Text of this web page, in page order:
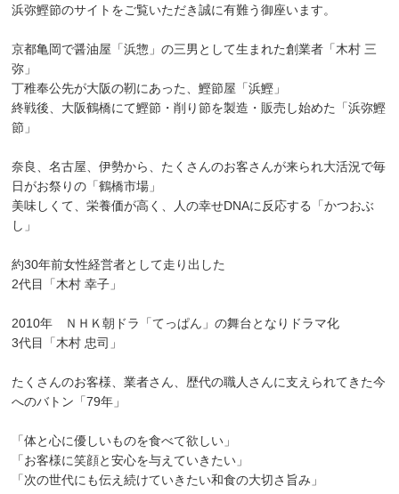
浜弥鰹節のサイトをご覧いただき誠に有難う御座います。
京都亀岡で醤油屋「浜惣」の三男として生まれた創業者「木村 三
弥」
丁稚奉公先が大阪の靭にあった、鰹節屋「浜鰹」
終戦後、大阪鶴橋にて鰹節・削り節を製造・販売し始めた「浜弥鰹
節」
奈良、名古屋、伊勢から、たくさんのお客さんが来られ大活況で毎
日がお祭りの「鶴橋市場」
美味しくて、栄養価が高く、人の幸せDNAに反応する「かつおぶ
し」
約30年前女性経営者として走り出した
2代目「木村 幸子」
2010年 ＮＨＫ朝ドラ「てっぱん」の舞台となりドラマ化
3代目「木村 忠司」
たくさんのお客様、業者さん、歴代の職人さんに支えられてきた今
へのバトン「79年」
「体と心に優しいものを食べて欲しい」
「お客様に笑顔と安心を与えていきたい」
「次の世代にも伝え続けていきたい和食の大切さ旨み」